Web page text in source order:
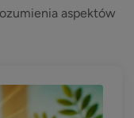
aspektów